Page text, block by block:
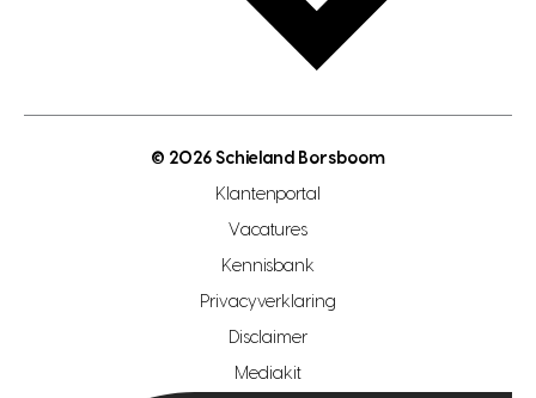
gratis zoekprofiel aanmaken
open woningwaarde dag
makelaar regio zoetermeer
hypotheekshop regio den haag
hypotheekshop regio rotterdam
© 2026 Schieland Borsboom
Klantenportal
Vacatures
Kennisbank
Privacyverklaring
Disclaimer
Mediakit